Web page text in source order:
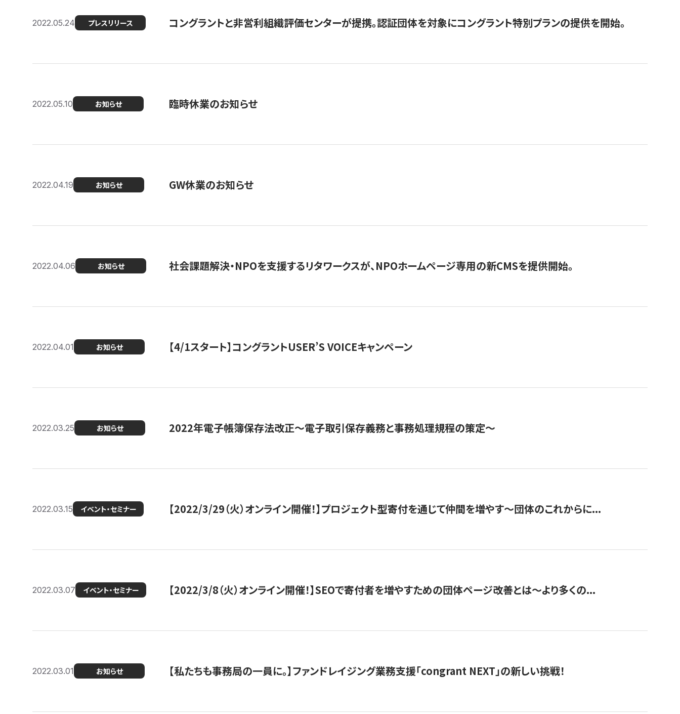
2022.05.24 プレスリリース コングラントと非営利組織評価センターが提携。認証団体を対象にコングラント特別プランの提供を開始。
2022.05.10 お知らせ 臨時休業のお知らせ
2022.04.19 お知らせ GW休業のお知らせ
2022.04.06 お知らせ 社会課題解決・NPOを支援するリタワークスが、NPOホームページ専用の新CMSを提供開始。
2022.04.01 お知らせ 【4/1スタート】コングラントUSER’S VOICEキャンペーン
2022.03.25 お知らせ 2022年電子帳簿保存法改正～電子取引保存義務と事務処理規程の策定～
2022.03.15 イベント・セミナー 【2022/3/29（火）オンライン開催！】プロジェクト型寄付を通じて仲間を増やす～団体のこれからに...
2022.03.07 イベント・セミナー 【2022/3/8（火）オンライン開催！】SEOで寄付者を増やすための団体ページ改善とは～より多くの...
2022.03.01 お知らせ 【私たちも事務局の一員に。】ファンドレイジング業務支援「congrant NEXT」の新しい挑戦！